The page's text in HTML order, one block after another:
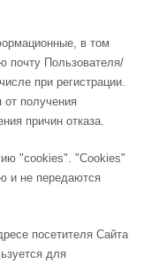
в том
почту Пользователя/
при регистрации.
от получения
причин отказа.
"cookies". "Cookies"
и не передаются
посетителя Сайта
для